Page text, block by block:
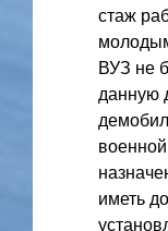
стаж
ВУЗ не
данную
иметь